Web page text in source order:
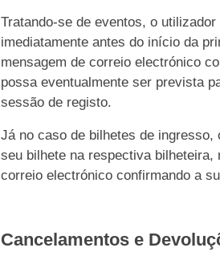
Tratando-se de eventos, o
imediatamente antes do início da
mensagem de correio electrónico
possa eventualmente ser prevista
sessão de registo.
Já no caso de bilhetes de
seu bilhete na respectiva bilheteira,
correio electrónico confirmando a
Cancelamentos e